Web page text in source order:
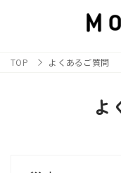
TOP よくあるご質問
よ